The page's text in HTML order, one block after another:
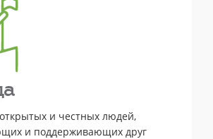
и честных людей,
и поддерживающих друг